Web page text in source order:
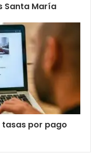
Santa María
tasas por pago